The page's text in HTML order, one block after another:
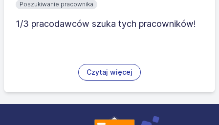
Poszukiwanie pracownika
1/3 pracodawców szuka tych pracowników!
Czytaj więcej